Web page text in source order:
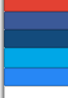
게
games